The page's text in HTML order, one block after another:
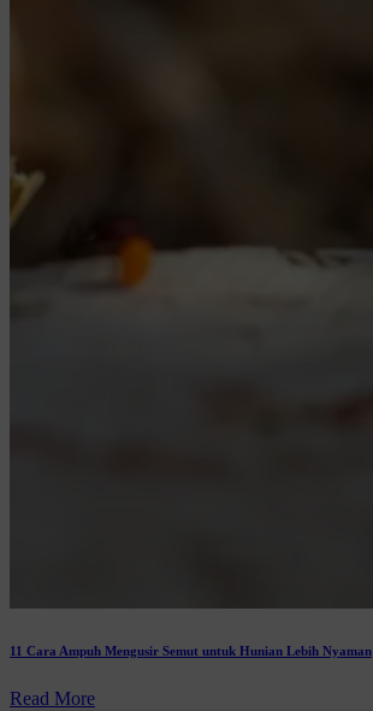
11 Cara Ampuh Mengusir Semut untuk Hunian Lebih Nyaman
Read More